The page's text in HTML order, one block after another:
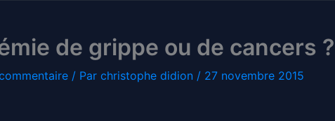
de grippe ou de cancers ?
/ Par christophe didion / 27 novembre 2015